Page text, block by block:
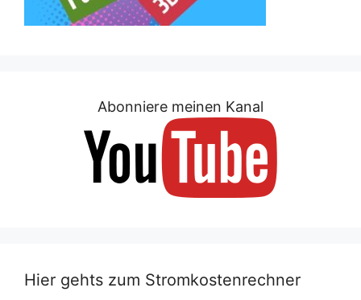
Abonniere meinen Kanal
Hier gehts zum Stromkostenrechner